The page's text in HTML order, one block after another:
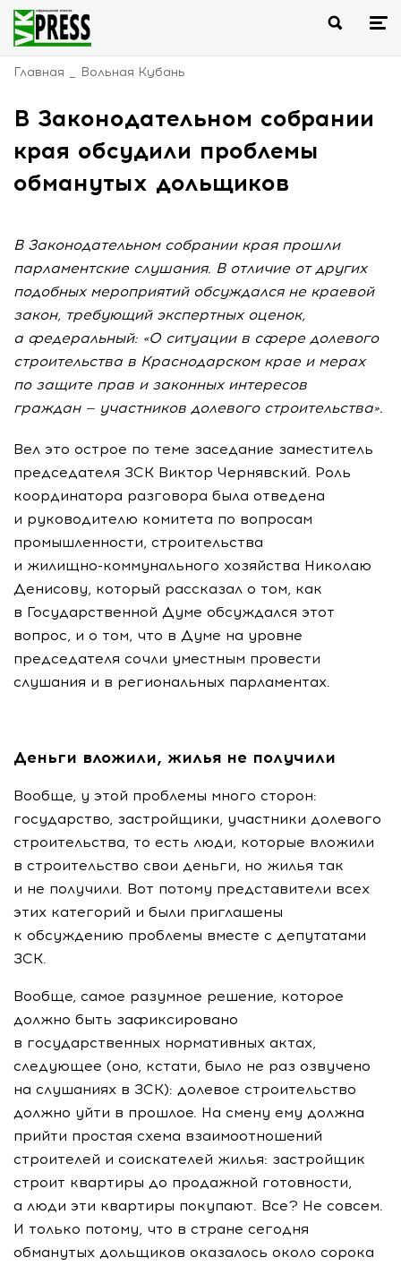
Главная Вольная Кубань
В Законодательном собрании
края обсудили проблемы
обманутых дольщиков
В Законодательном собрании края прошли
парламентские слушания. В отличие от других
подобных мероприятий обсуждался не краевой
закон, требующий экспертных оценок,
а федеральный: «О ситуации в сфере долевого
строительства в Краснодарском крае и мерах
по защите прав и законных интересов
граждан — участников долевого строительства».
Вел это острое по теме заседание заместитель
председателя ЗСК Виктор Чернявский. Роль
координатора разговора была отведена
и руководителю комитета по вопросам
промышленности, строительства
и жилищно-коммунального хозяйства Николаю
Денисову, который рассказал о том, как
в Государственной Думе обсуждался этот
вопрос, и о том, что в Думе на уровне
председателя сочли уместным провести
слушания и в региональных парламентах.
Деньги вложили, жилья не получили
Вообще, у этой проблемы много сторон:
государство, застройщики, участники долевого
строительства, то есть люди, которые вложили
в строительство свои деньги, но жилья так
и не получили. Вот потому представители всех
этих категорий и были приглашены
к обсуждению проблемы вместе с депутатами
ЗСК.
Вообще, самое разумное решение, которое
должно быть зафиксировано
в государственных нормативных актах,
следующее (оно, кстати, было не раз озвучено
на слушаниях в ЗСК): долевое строительство
должно уйти в прошлое. На смену ему должна
прийти простая схема взаимоотношений
строителей и соискателей жилья: застройщик
строит квартиры до продажной готовности,
а люди эти квартиры покупают. Все? Не совсем.
И только потому, что в стране сегодня
обманутых дольщиков оказалось около сорока